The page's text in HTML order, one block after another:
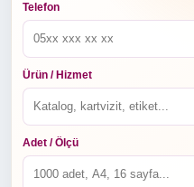
Telefon
Ürün / Hizmet
Adet / Ölçü